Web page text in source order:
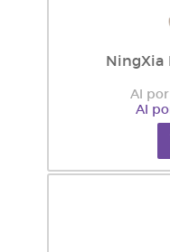
NingXia
Al
Al